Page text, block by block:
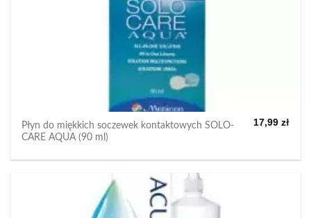
Płyn do miękkich soczewek kontaktowych SOLO-
CARE AQUA (90 ml)
17,99 zł